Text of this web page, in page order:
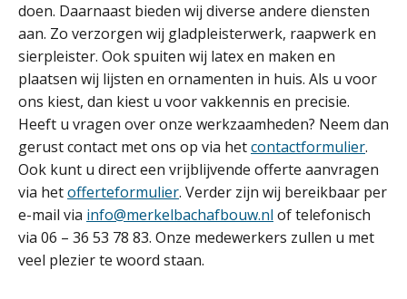
doen. Daarnaast bieden wij diverse andere diensten
aan. Zo verzorgen wij gladpleisterwerk, raapwerk en
sierpleister. Ook spuiten wij latex en maken en
plaatsen wij lijsten en ornamenten in huis. Als u voor
ons kiest, dan kiest u voor vakkennis en precisie.
Heeft u vragen over onze werkzaamheden? Neem dan
gerust contact met ons op via hetcontactformulier.
Ook kunt u direct een vrijblijvende offerte aanvragen
via hetofferteformulier. Verder zijn wij bereikbaar per
e-mail via info@merkelbachafbouw.nl of telefonisch
via 06 – 36 53 78 83. Onze medewerkers zullen u met
veel plezier te woord staan.